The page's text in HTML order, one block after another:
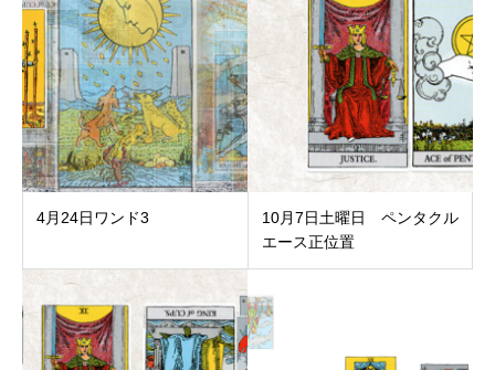
4‌月‌24‌日‌ワ‌ン‌ド‌3‌ ‌
10月7日土曜日 ペンタクル
エース正位置